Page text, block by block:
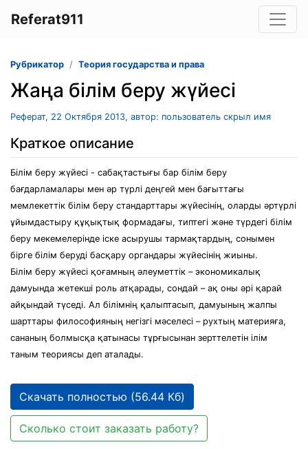
Referat911
Рубрикатор Теория государства и права
Жаңа білім беру жүйесі
Реферат, 22 Октября 2013, автор: пользователь скрыл имя
Краткое описание
Білім беру жүйесі - сабақтастығы бар білім беру
бағдарламалары мен әр түрлі деңгей мен бағыттағы
мемлекеттік білім беру стандарттары жүйесінің, оларды әртүрлі
ұйымдастыру құқықтық формадағы, типтегі және түрдегі білім
беру мекемелерінде іске асырушы тармақтардың, сонымен
бірге білім беруді басқару органдары жүйесінің жиыны.
Бiлiм беру жүйесi қоғамның әлеуметтiк – экономикалық
дамуында жетекшi роль атқарады, сондай – ақ оны әрi қарай
айқындай түседi. Ал бiлiмнiң қалыптасып, дамуының жалпы
шарттары философияның негiзгi мәселесi – рухтың материяға,
сананың болмысқа қатынасы тұрғысынан зерттелетiн iлiм
таным теориясы деп аталады.
Скачать полностью (56.44 Кб)
Сколько стоит заказать работу?